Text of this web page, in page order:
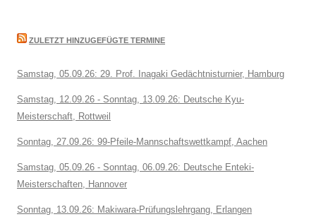
ZULETZT HINZUGEFÜGTE TERMINE
Samstag, 05.09.26: 29. Prof. Inagaki Gedächtnisturnier, Hamburg
Samstag, 12.09.26 - Sonntag, 13.09.26: Deutsche Kyu-
Meisterschaft, Rottweil
Sonntag, 27.09.26: 99-Pfeile-Mannschaftswettkampf, Aachen
Samstag, 05.09.26 - Sonntag, 06.09.26: Deutsche Enteki-
Meisterschaften, Hannover
Sonntag, 13.09.26: Makiwara-Prüfungslehrgang, Erlangen